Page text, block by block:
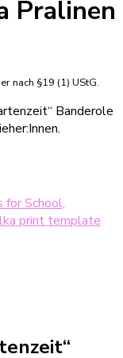
Pralinen
nach §19 (1) UStG.
Banderole
for School,
print template